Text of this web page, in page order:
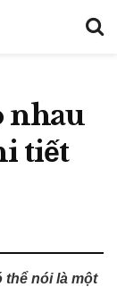
nhau
tiết
thể nói là một